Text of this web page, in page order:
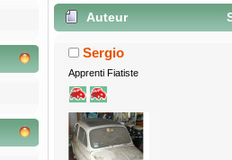
Auteur
Sergio
Apprenti Fiatiste